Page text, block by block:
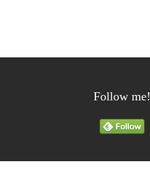
Follow me!